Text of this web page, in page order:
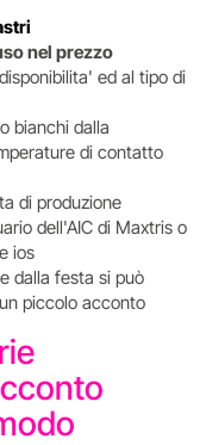
nel prezzo
ed al tipo di
bianchi dalla
di contatto
di produzione
dell'AIC di Maxtris o
ios
dalla festa si può
piccolo acconto